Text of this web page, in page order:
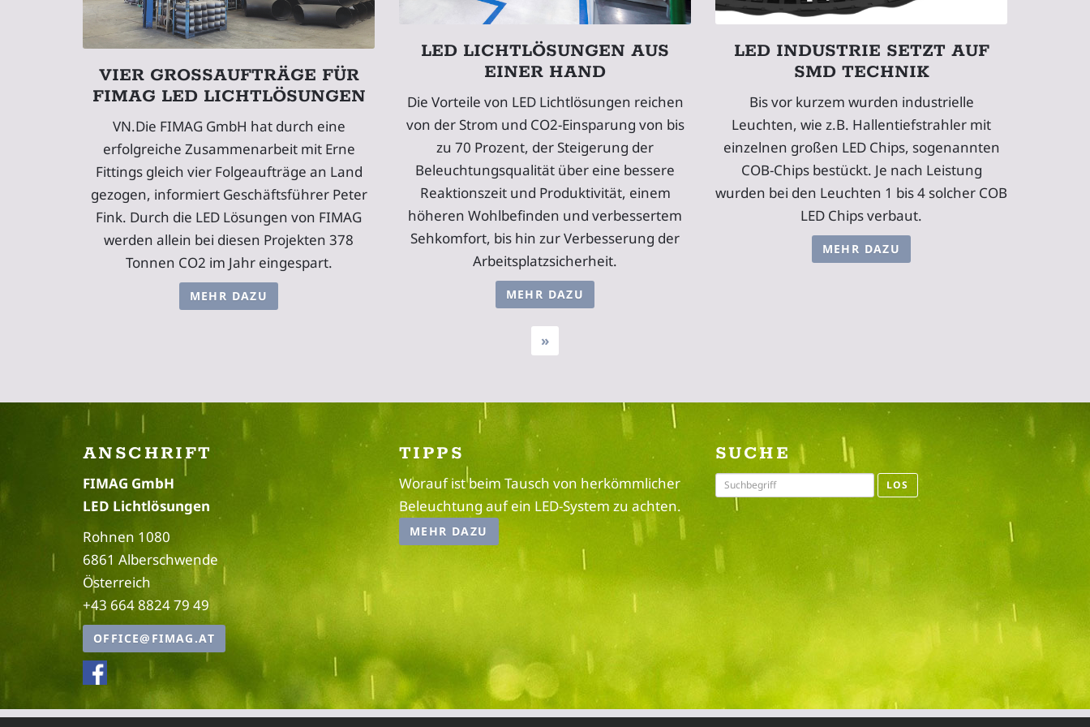
VIER GROSSAUFTRÄGE FÜR F
IMAG LED LICHTLÖSUNGEN
VN.Die FIMAG GmbH hat durch eine
erfolgreiche Zusammenarbeit mit Erne
Fittings gleich vier Folgeaufträge an Land
gezogen, informiert Geschäftsführer Peter
Fink. Durch die LED Lösungen von FIMAG
werden allein bei diesen Projekten 378
Tonnen CO2 im Jahr eingespart.
MEHR DAZU
LED LICHTLÖSUNGEN AUS
EINER HAND
Die Vorteile von LED Lichtlösungen reichen
von der Strom und CO2-Einsparung von bis
zu 70 Prozent, der Steigerung der
Beleuchtungsqualität über eine bessere
Reaktionszeit und Produktivität, einem
höheren Wohlbefinden und verbessertem
Sehkomfort, bis hin zur Verbesserung der
Arbeitsplatzsicherheit.
MEHR DAZU
LED INDUSTRIE SETZT AUF
SMD TECHNIK
Bis vor kurzem wurden industrielle
Leuchten, wie z.B. Hallentiefstrahler mit
einzelnen großen LED Chips, sogenannten
COB-Chips bestückt. Je nach Leistung
wurden bei den Leuchten 1 bis 4 solcher COB
LED Chips verbaut.
MEHR DAZU
»
ANSCHRIFT
FIMAG GmbH
LED Lichtlösungen
Rohnen 1080
6861 Alberschwende
Österreich
+43 664 8824 79 49
OFFICE@FIMAG.AT
TIPPS
Worauf ist beim Tausch von herkömmlicher
Beleuchtung auf ein LED-System zu achten.
MEHR DAZU
SUCHE
LOS